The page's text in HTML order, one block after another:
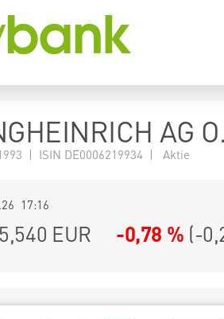
AG
| ISIN DE0006219934 | Aktie
17:16
EUR -0,78 % (-